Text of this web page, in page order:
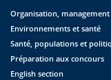
Organisation,
Environnements et santé
Santé, populations et
Préparation aux concours
English section